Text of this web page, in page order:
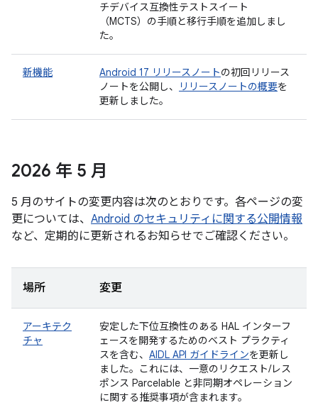
チデバイス互換性テストスイート
（MCTS）の手順と移行手順を追加しまし
た。
新機能 Android 17 リリースノートの初回リリース
ノートを公開し、
リリースノートの概要を
更新しました。
2026 年 5 月
5 月のサイトの変更内容は次のとおりです。各ページの変
更については、 Android のセキュリティに関する公開情報
など、定期的に更新されるお知らせでご確認ください。
場所 変更
アーキテク
チャ
安定した下位互換性のある HAL インターフ
ェースを開発するためのベスト プラクティ
スを含む、 AIDL API ガイドラインを更新し
ました。これには、一意のリクエスト/レス
ポンス Parcelable と非同期オペレーション
に関する推奨事項が含まれます。